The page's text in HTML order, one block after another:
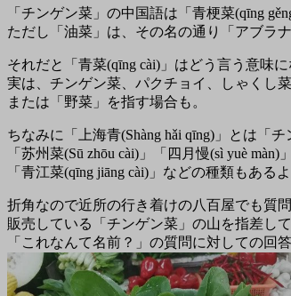
「チンゲン菜」の中国語は「青梗菜(qīng
ただし「油菜」は、その名の通り「アブラ
それだと「青菜(qīng cài)」はどう言う意味に
実は、チンゲン菜、パクチョイ、しゃくし
または「野菜」を指す場合も。
ちなみに「上海青(Shàng hǎi qīng)」とは「チ
「苏州菜(Sū zhōu cài)」「四月慢(sì yuè màn)
「青江菜(qīng jiāng cài)」などの種類もあるよ
折角なので近所の行き着けの八百屋でも質問
販売している「チンゲン菜」の山を指差して
「これなんて名前？」の質問に対しての回答